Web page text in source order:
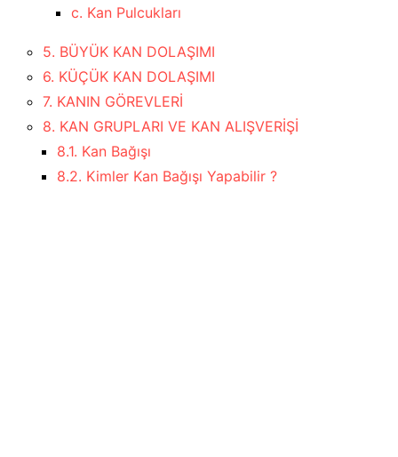
c. Kan Pulcukları
5. BÜYÜK KAN DOLAŞIMI
6. KÜÇÜK KAN DOLAŞIMI
7. KANIN GÖREVLERİ
8. KAN GRUPLARI VE KAN ALIŞVERİŞİ
8.1. Kan Bağışı
8.2. Kimler Kan Bağışı Yapabilir ?